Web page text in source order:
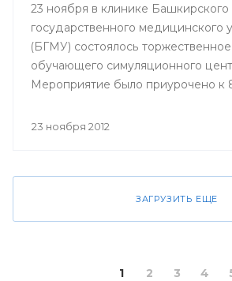
23 ноября в клинике Башкирского
государственного медицинского
(БГМУ) состоялось
обучающего симуляционного
Мероприятие было приурочено к
23 ноября 2012
ЗАГРУЗИТЬ ЕЩЕ
1 2 3 4